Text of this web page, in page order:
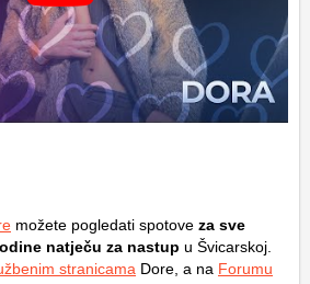
možete pogledati spotove za sve
natječu za nastup u Švicarskoj.
stranicama Dore, a na Forumu